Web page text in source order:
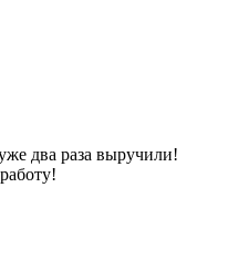
два раза выручили!